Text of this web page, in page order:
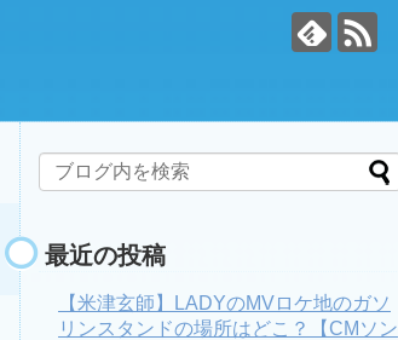
最近の投稿
【米津玄師】LADYのMVロケ地のガソ
リンスタンドの場所はどこ？【CMソン